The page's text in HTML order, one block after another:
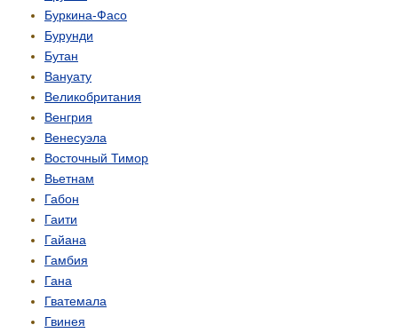
Буркина-Фасо
Бурунди
Бутан
Вануату
Великобритания
Венгрия
Венесуэла
Восточный Тимор
Вьетнам
Габон
Гаити
Гайана
Гамбия
Гана
Гватемала
Гвинея